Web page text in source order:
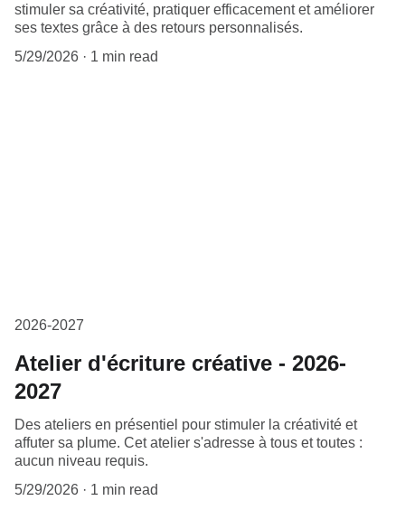
stimuler sa créativité, pratiquer efficacement et améliorer
ses textes grâce à des retours personnalisés.
5/29/2026
1 min read
2026-2027
Atelier d'écriture créative - 2026-
2027
Des ateliers en présentiel pour stimuler la créativité et
affuter sa plume. Cet atelier s'adresse à tous et toutes :
aucun niveau requis.
5/29/2026
1 min read